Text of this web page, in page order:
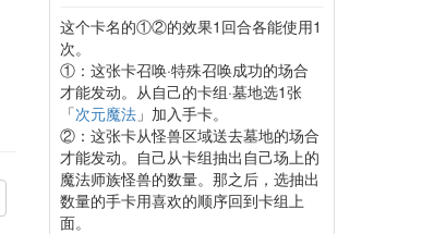
这个卡名的①②的效果1回合各能使用1
次。
①：这张卡召唤·特殊召唤成功的场合
才能发动。从自己的卡组·墓地选1张
「次元魔法 」加入手卡。
②：这张卡从怪兽区域送去墓地的场合
才能发动。自己从卡组抽出自己场上的
魔法师族怪兽的数量。那之后，选抽出
数量的手卡用喜欢的顺序回到卡组上
面。